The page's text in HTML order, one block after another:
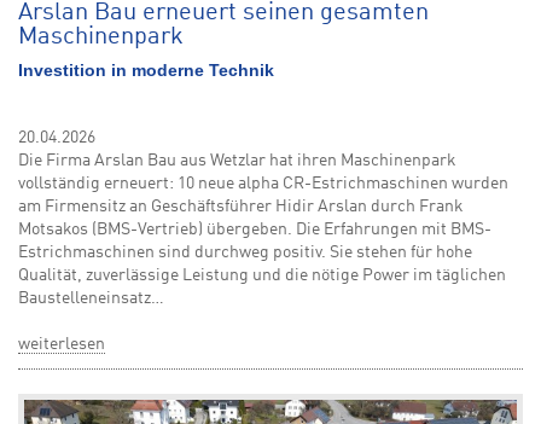
Arslan Bau erneuert seinen gesamten
Maschinenpark
Investition in moderne Technik
20.04.2026
Die Firma Arslan Bau aus Wetzlar hat ihren Maschinenpark
vollständig erneuert: 10 neue alpha CR-Estrichmaschinen wurden
am Firmensitz an Geschäftsführer Hidir Arslan durch Frank
Motsakos (BMS-Vertrieb) übergeben. Die Erfahrungen mit BMS-
Estrichmaschinen sind durchweg positiv. Sie stehen für hohe
Qualität, zuverlässige Leistung und die nötige Power im täglichen
Baustelleneinsatz…
weiterlesen